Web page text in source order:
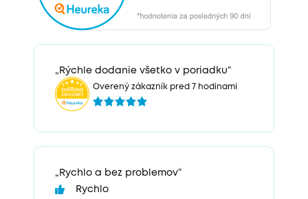
„Rýchle dodanie všetko v poriadku“
Overený zákazník pred 7 hodinami
„Rychlo a bez problemov“
Rychlo